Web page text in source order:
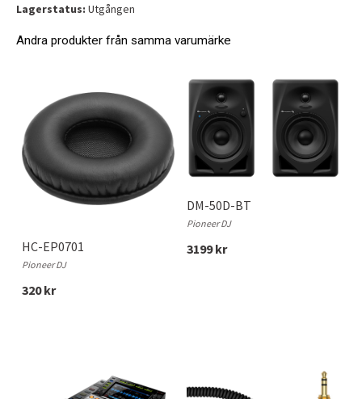
Lagerstatus: Utgången
Andra produkter från samma varumärke
HC-EP0701
Pioneer DJ
320 kr
DM-50D-BT
Pioneer DJ
3199 kr